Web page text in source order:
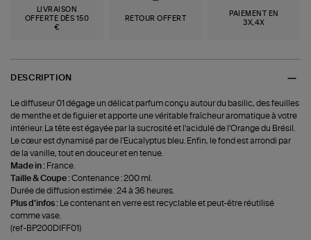
LIVRAISON
OFFERTE DÈS 150
€
RETOUR OFFERT
PAIEMENT EN
3X,4X
DESCRIPTION
Le diffuseur 01 dégage un délicat parfum conçu autour du basilic, des feuilles
de menthe et de figuier et apporte une véritable fraîcheur aromatique à votre
intérieur. La tête est égayée par la sucrosité et l'acidulé de l'Orange du Brésil.
Le cœur est dynamisé par de l'Eucalyptus bleu. Enfin, le fond est arrondi par
de la vanille, tout en douceur et en tenue.
Made in : France.
Taille & Coupe :Contenance : 200 ml.
Durée de diffusion estimée : 24 à 36 heures.
Plus d'infos :
Le contenant en verre est recyclable et peut-être réutilisé
comme vase.
(ref-BP200DIFF01)